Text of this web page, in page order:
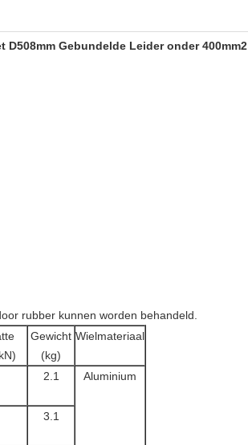
Gebundelde Leider onder 400mm2
rubber kunnen worden behandeld.
Gewicht
(kg)
Wielmateriaal
2.1 Aluminium
3.1